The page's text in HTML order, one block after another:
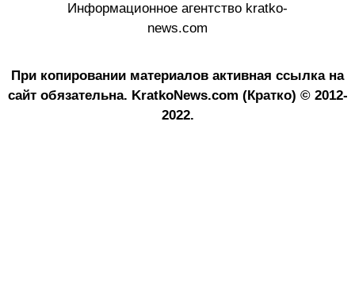
Информационное агентство kratko-
news.com
При копировании материалов активная ссылка на
сайт обязательна. KratkoNews.com (Кратко) © 2012-
2022.